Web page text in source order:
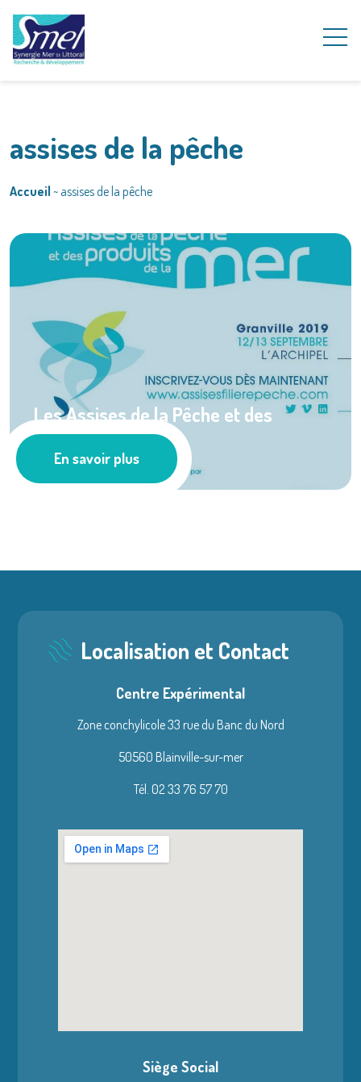
assises de la pêche
Accueil ~ assises de la pêche
Les Assises de la Pêche et des
Produits de la ...
Les actus
En savoir plus
Localisation et Contact
Centre Expérimental
Zone conchylicole 33 rue du Banc du Nord
50560 Blainville-sur-mer
Tél. 02 33 76 57 70
Siège Social